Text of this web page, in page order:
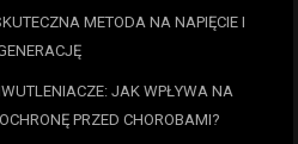
METODA NA NAPIĘCIE I
JAK WPŁYWA NA
PRZED CHOROBAMI?